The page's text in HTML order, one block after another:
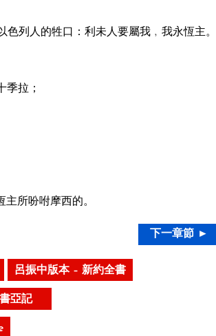
列人的牲口：利未人要屬我﹐我永恆主。
拉；
所吩咐摩西的。
下一章節 ►
呂振中版本 – 新約全書
亞記